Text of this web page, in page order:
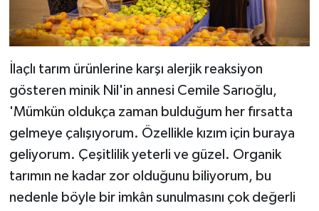
İlaçlı tarım ürünlerine karşı alerjik reaksiyon
gösteren minik Nil'in annesi Cemile Sarıoğlu,
'Mümkün oldukça zaman bulduğum her fırsatta
gelmeye çalışıyorum. Özellikle kızım için buraya
geliyorum. Çeşitlilik yeterli ve güzel. Organik
tarımın ne kadar zor olduğunu biliyorum, bu
nedenle böyle bir imkân sunulmasını çok değerli